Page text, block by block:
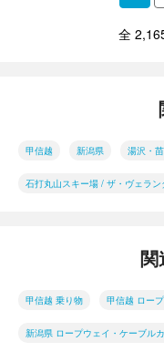
全
甲信越 新潟県 湯沢・
石打丸山スキー場 / ザ・ヴェラン
関
甲信越 乗り物 甲信越 ロー
新潟県 ロープウェイ・ケーブル